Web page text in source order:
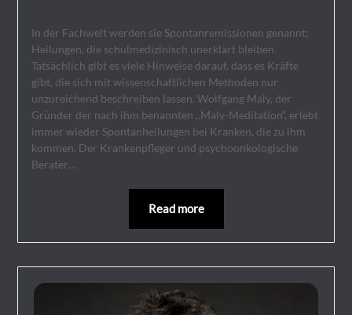
In der Fachwelt werden sie Spontanremissionen genannt:
Heilungen, die schulmedizinisch unerklärt bleiben.
Tatsächlich gibt es viele Hinweise darauf, dass es Kräfte
gibt, die sich mit wissenschaftlichen Methoden nur
unzureichend beschreiben lassen. Wolfgang Maly, der
Gründer der nach ihm benannten ,,Maly-Meditation“, erlebt
immer wieder Spontanheilungen bei Kranken, die zu ihm
kommen. Der Krankenpfleger und psychoonkologische
Berater…
Read more